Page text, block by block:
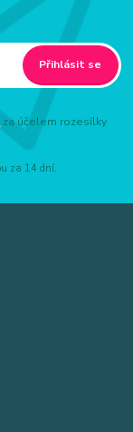
Přihlásit se
za účelem rozesílky
za 14 dní.